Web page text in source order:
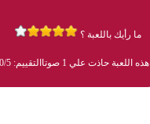
ما رأيك باللعبة ؟
هذه اللعبة حاذت علي 1 صوتا التقييم: 4.00/5